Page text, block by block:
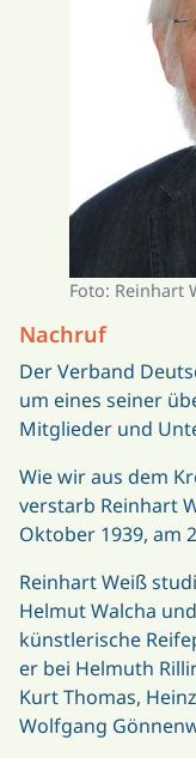
Foto: Reinhart
Nachruf
Der Verband
um eines seiner
Mitglieder und
Wie wir aus dem
verstarb Reinhart
Oktober 1939, am
Reinhart Weiß
Helmut Walcha
künstlerische
er bei Helmuth
Kurt Thomas,
Wolfgang